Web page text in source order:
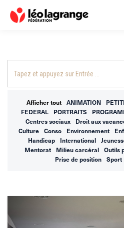
Afficher tout ANIMATION
FEDERAL
PORTRAITS
Centres sociaux
Droit aux
Culture
Conso Environnement
Handicap
International
Mentorat
Milieu carcéral Outils
Prise de position
Sport